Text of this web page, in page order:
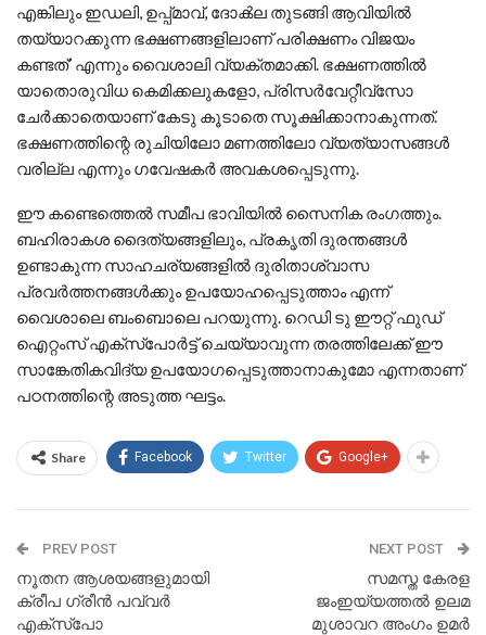
എങ്കിലും ഇഡലി, ഉപ്പ്മാവ്, ദോൿല തുടങ്ങി ആവിയില്‍
തയ്യാറക്കുന്ന ഭക്ഷണങ്ങളിലാണ് പരിക്ഷണം വിജയം
കണ്ടത്’ എന്നും വൈശാലി വ്യക്തമാക്കി. ഭക്ഷണത്തില്‍
യാതൊരുവിധ കെമിക്കലുകളോ, പ്രിസര്‍വേറ്റീവ്സോ
ചേര്‍ക്കാതെയാണ് കേടു കൂടാതെ സൂക്ഷിക്കാനാകുന്നത്.
ഭക്ഷണത്തിന്റെ രുചിയിലോ മണത്തിലോ വ്യത്യാസങ്ങള്‍
വരില്ല എന്നും ഗവേഷകര്‍ അവകശപ്പെടുന്നു.
ഈ കണ്ടെത്തെല്‍ സമീപ ഭാവിയില്‍ സൈനിക രംഗത്തും.
ബഹിരാകശ ദൈത്യങ്ങളിലും, പ്രകൃതി ദുരന്തങ്ങള്‍
ഉണ്ടാകുന്ന സാഹചര്യങ്ങളില്‍ ദുരിതാശ്വാസ
പ്രവര്‍ത്തനങ്ങള്‍ക്കും ഉപയോഹപ്പെടുത്താം എന്ന്
വൈശാലെ ബംബൊലെ പറയുന്നു. റെഡി ടു ഈറ്റ് ഫുഡ്
ഐറ്റംസ് എക്സ്പോര്‍ട്ട് ചെയ്യാവുന്ന തരത്തിലേക്ക് ഈ
സാങ്കേതികവിദ്യ ഉപയോഗപ്പെടുത്താനാകുമോ എന്നതാണ്
പഠനത്തിന്റെ അടുത്ത ഘട്ടം.
Share Facebook Twitter Google+
PREV POST
നൂതന ആശയങ്ങളുമായി
ക്രീപ ഗ്രീന്‍ പവ്വര്‍
എക്‌സ്‌പോ
NEXT POST
സമസ്ത കേരള
ജംഇയ്യത്തൽ ഉലമ
മുശാവറ അംഗം ഉമർ